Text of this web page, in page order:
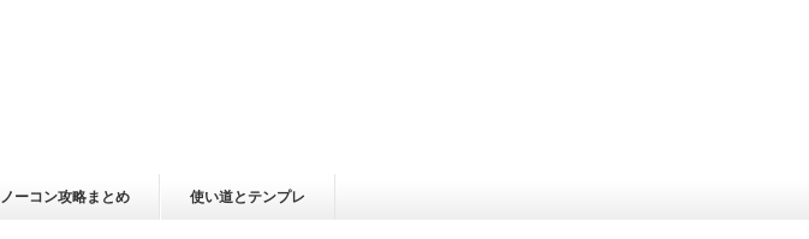
ノーコン攻略まとめ 使い道とテンプレ